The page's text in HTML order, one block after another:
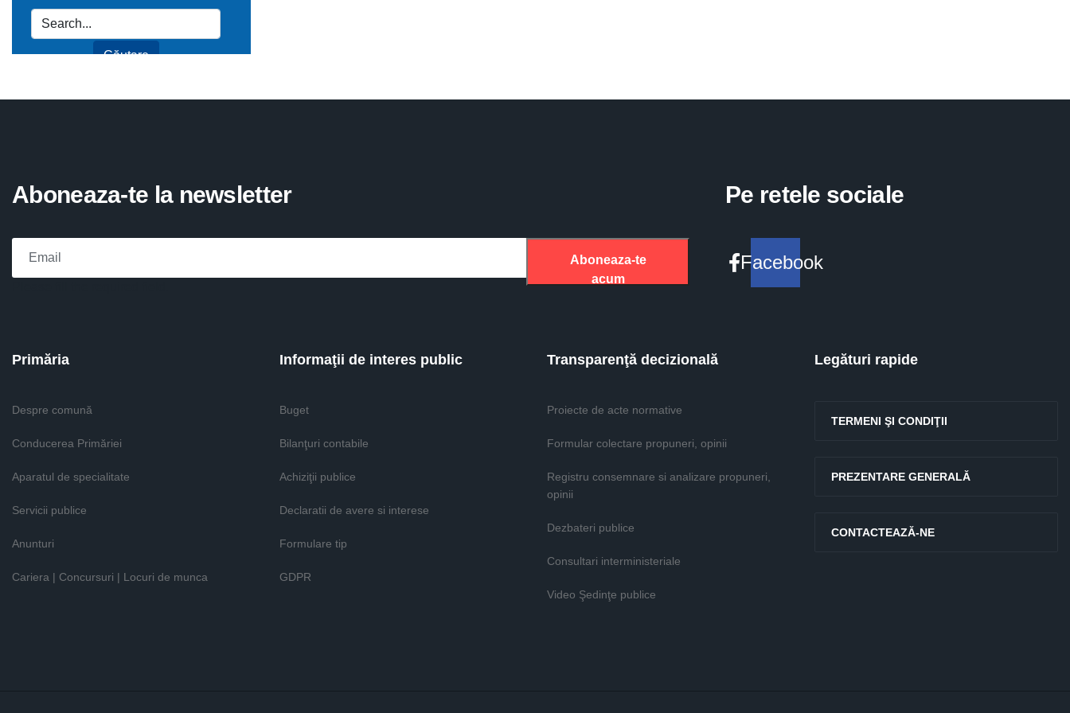
Aboneaza-te la newsletter
Aboneaza-te
acum
Pe retele sociale
Facebook
Primăria
Despre comună
Conducerea Primăriei
Aparatul de specialitate
Servicii publice
Anunturi
Cariera | Concursuri | Locuri de munca
Informaţii de interes public
Buget
Bilanţuri contabile
Achiziţii publice
Declaratii de avere si interese
Formulare tip
GDPR
Transparenţă decizională
Proiecte de acte normative
Formular colectare propuneri, opinii
Registru consemnare si analizare propuneri,
opinii
Dezbateri publice
Consultari interministeriale
Video Şedinţe publice
Legături rapide
TERMENI ŞI CONDIŢII
PREZENTARE GENERALĂ
CONTACTEAZĂ-NE